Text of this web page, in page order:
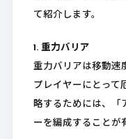
て紹介します。
1. 重力バリア
重力バリアは移動速
プレイヤーにとって
略するためには、「
ーを編成することが